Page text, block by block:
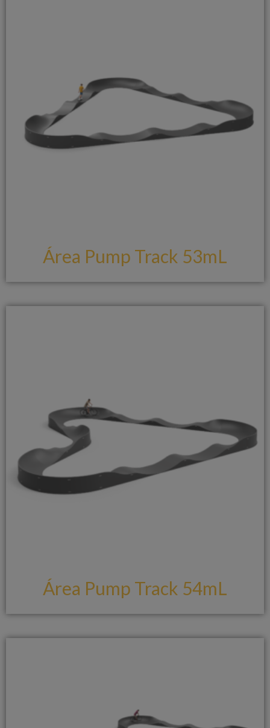
Área Pump Track 53mL
Área Pump Track 54mL